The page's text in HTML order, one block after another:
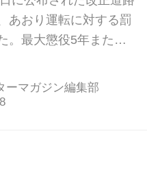
でもある
あおり運転に対する罰
。最大懲役5年または
る。他にもこれに合わ
運転致死傷罪の対象も
ーマガジン編集部